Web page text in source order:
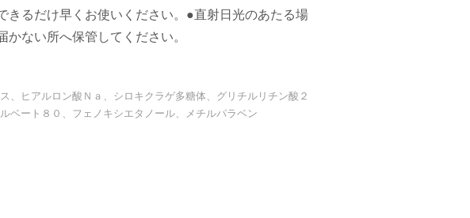
るだけ早くお使いください。●直射日光のあたる場
ない所へ保管してください。
ヒアルロン酸Ｎａ、シロキクラゲ多糖体、グリチルリチン酸２
ベート８０、フェノキシエタノール、メチルパラベン